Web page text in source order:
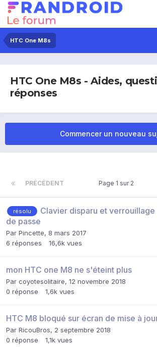
HTC One M8s
HTC One M8s - Aides,
réponses
Commencer un nouveau
PRÉCÉDENT Page 1 sur 2
résolu
Clavier disparu et verrouillage
de passe
Par Pincette, 8 mars 2017
6 réponses 16,6k vues
mon HTC one M8 ne s'éteint plus
Par coyotesolitaire, 12 novembre 2018
0 réponse 1,6k vues
HTC M8 bloqué sur écran de mise à
Par RicouBros, 2 septembre 2018
0 réponse 1,1k vues